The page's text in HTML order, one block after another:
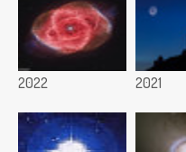
2022 2021